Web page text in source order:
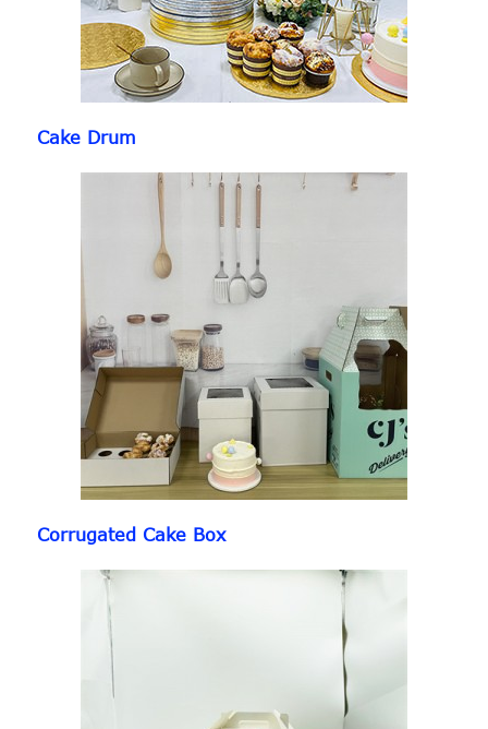
Cake Drum
Corrugated Cake Box